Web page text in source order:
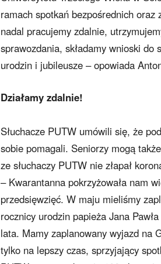
ramach spotkań bezpośrednich
nadal pracujemy zdalnie,
sprawozdania, składamy wnioski do
urodzin i jubileusze – opowiada
Działamy zdalnie!
Słuchacze PUTW umówili się, że
sobie pomagali. Seniorzy mogą
ze słuchaczy PUTW nie złapał
– Kwarantanna pokrzyżowała nam
przedsięwzięć. W maju mieliśmy
rocznicy urodzin papieża Jana
lata. Mamy zaplanowany wyjazd na
tylko na lepszy czas, sprzyjający